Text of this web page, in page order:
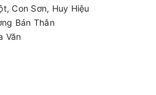
Con Sơn, Huy Hiệu
Bán Thân
Văn